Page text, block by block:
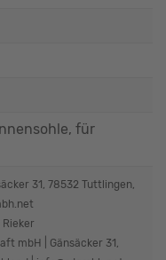
für
31, 78532 Tuttlingen,
Rieker
mbH | Gänsäcker 31,